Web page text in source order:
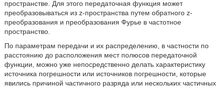
пространстве. Для этого передаточная функция может
преобразовываться из z-пространства путем обратного z-
преобразования и преобразования Фурье в частотное
пространство.
По параметрам передачи и их распределению, в частности по
расстоянию до расположения мест полюсов передаточной
функции, можно уже непосредственно делать характеристику
источника погрешности или источников погрешности, которые
явились причиной частичного разряда или нескольких частичных